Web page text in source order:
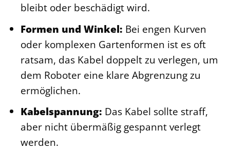
bleibt oder beschädigt wird.
Formen und Winkel: Bei engen Kurven
oder komplexen Gartenformen ist es oft
ratsam, das Kabel doppelt zu verlegen, um
dem Roboter eine klare Abgrenzung zu
ermöglichen.
Kabelspannung: Das Kabel sollte straff,
aber nicht übermäßig gespannt verlegt
werden.